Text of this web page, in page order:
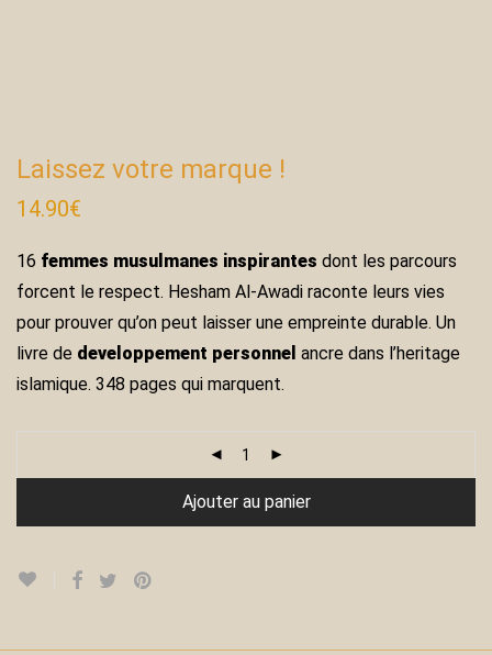
Laissez votre marque !
14.90€
16 femmes musulmanes inspirantes dont les parcours
forcent le respect. Hesham Al-Awadi raconte leurs vies
pour prouver qu’on peut laisser une empreinte durable. Un
livre de developpement personnel ancre dans l’heritage
islamique. 348 pages qui marquent.
Ajouter au panier